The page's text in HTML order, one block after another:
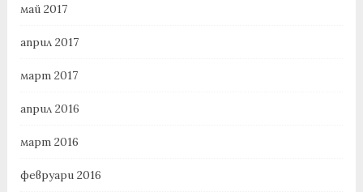
май 2017
април 2017
март 2017
април 2016
март 2016
февруари 2016